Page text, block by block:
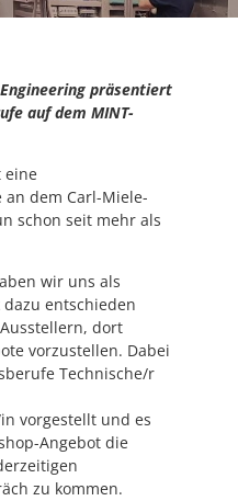
präsentiert
auf dem MINT-
eine
dem Carl-Miele-
schon seit mehr als
wir uns als
entschieden
dort
vorzustellen. Dabei
Technische/r
vorgestellt und es
Angebot die
zu kommen.